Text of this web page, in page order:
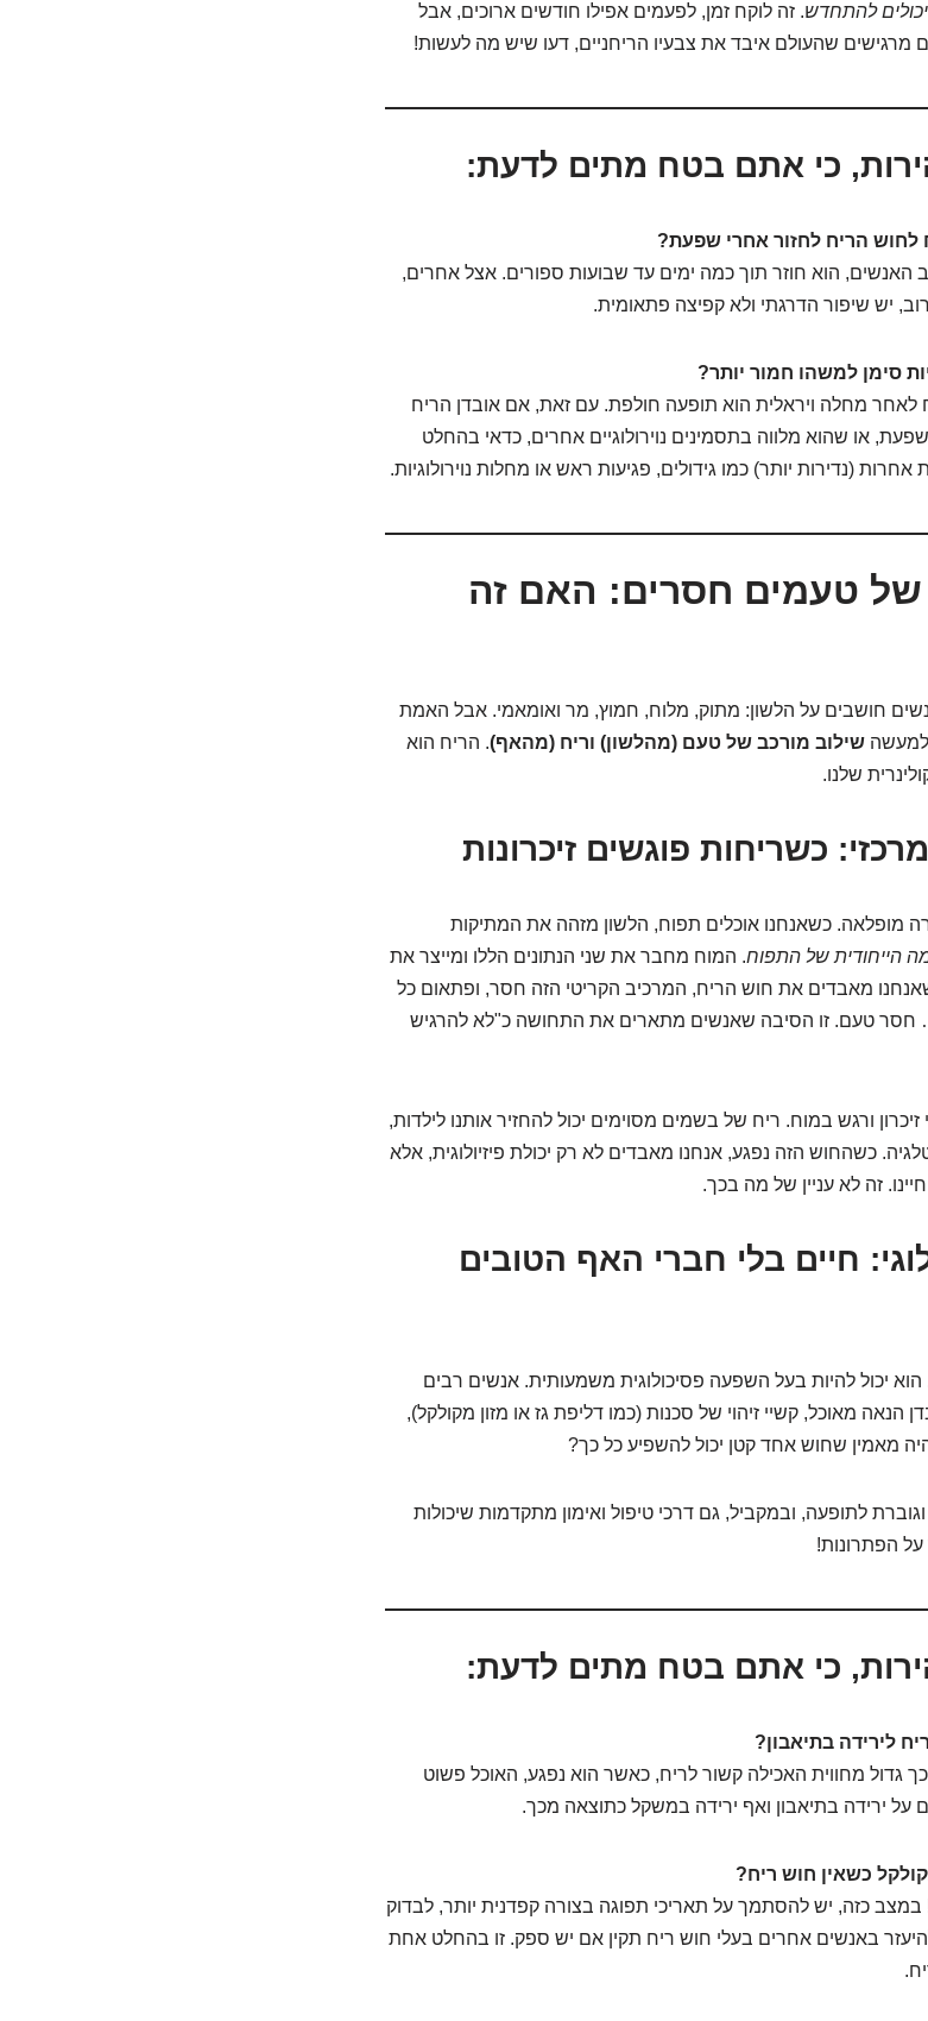
יכולים להתחדש. זה לוקח זמן, לפעמים אפילו חודשים ארוכים, אבל
מרגישים שהעולם איבד את צבעיו הריחניים, דעו שיש מה לעשות!
כי אתם בטח מתים לדעת:
הריח לחזור אחרי שפעת?
האנשים, הוא חוזר תוך כמה ימים עד שבועות ספורים. אצל אחרים,
יש שיפור הדרגתי ולא קפיצה פתאומית.
סימן למשהו חמור יותר?
לאחר מחלה ויראלית הוא תופעה חולפת. עם זאת, אם אובדן הריח
או שהוא מלווה בתסמינים נוירולוגיים אחרים, כדאי בהחלט
(נדירות יותר) כמו גידולים, פגיעות ראש או מחלות נוירולוגיות.
של טעמים חסרים: האם זה
חושבים על הלשון: מתוק, מלוח, חמוץ, מר ואומאמי. אבל האמת
למעשהשילוב מורכב של טעם (מהלשון) וריח (מהאף). הריח הוא
שלנו.
מופלאה. כשאנחנו אוכלים תפוח, הלשון מזהה את המתיקות
הייחודית של התפוח. המוח מחבר את שני הנתונים הללו ומייצר את
מאבדים את חוש הריח, המרכיב הקריטי הזה חסר, ופתאום כל
חסר טעם. זו הסיבה שאנשים מתארים את התחושה כ"לא להרגיש
ורגש במוח. ריח של בשמים מסוימים יכול להחזיר אותנו לילדות,
כשהחוש הזה נפגע, אנחנו מאבדים לא רק יכולת פיזיולוגית, אלא
זה לא עניין של מה בכך.
חיים בלי חברי האף הטובים
הוא יכול להיות בעל השפעה פסיכולוגית משמעותית. אנשים רבים
הנאה מאוכל, קשיי זיהוי של סכנות (כמו דליפת גז או מזון מקולקל),
היה מאמין שחוש אחד קטן יכול להשפיע כל כך?
לתופעה, ובמקביל, גם דרכי טיפול ואימון מתקדמות שיכולות
הפתרונות!
כי אתם בטח מתים לדעת:
לירידה בתיאבון?
גדול מחווית האכילה קשור לריח, כאשר הוא נפגע, האוכל פשוט
ירידה בתיאבון ואף ירידה במשקל כתוצאה מכך.
כשאין חוש ריח?
במצב כזה, יש להסתמך על תאריכי תפוגה בצורה קפדנית יותר, לבדוק
באנשים אחרים בעלי חוש ריח תקין אם יש ספק. זו בהחלט אחת